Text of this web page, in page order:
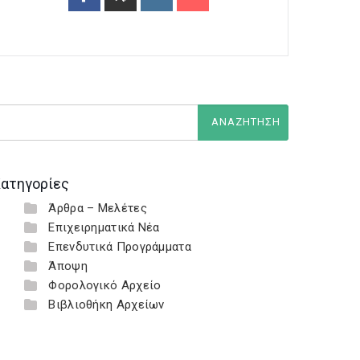
Άρθρα – Μελέτες
Επιχειρηματικά Νέα
Επενδυτικά Προγράμματα
Άποψη
Φορολογικό Αρχείο
Βιβλιοθήκη Αρχείων